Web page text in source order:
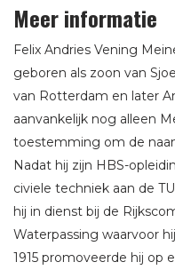
Meer informatie
Felix Andries Vening
geboren als zoon van
van Rotterdam en later
aanvankelijk nog alleen
toestemming om de
Nadat hij zijn HBS-
civiele techniek aan de
hij in dienst bij de
Waterpassing waarvoor
1915 promoveerde hij op